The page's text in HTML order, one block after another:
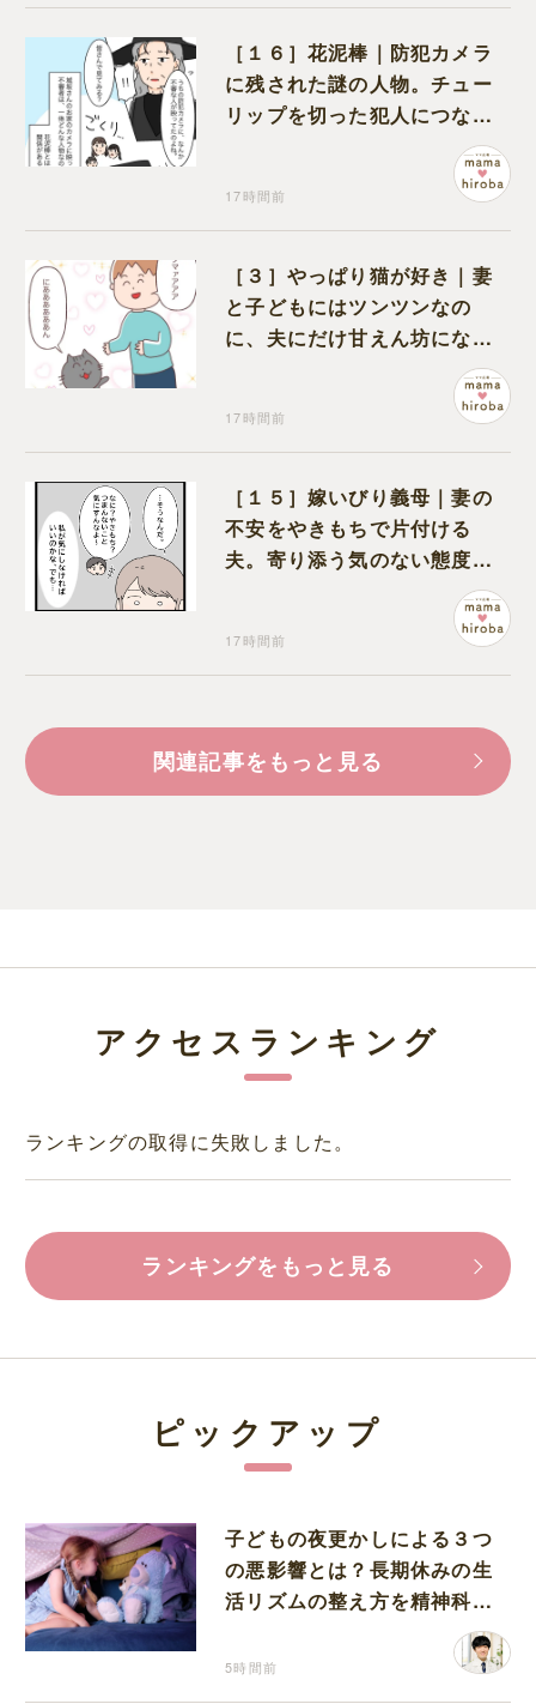
［１６］花泥棒｜防犯カメラ
に残された謎の人物。チュー
リップを切った犯人につなが
る証拠になるのか期待する
17時間前
［３］やっぱり猫が好き｜妻
と子どもにはツンツンなの
に、夫にだけ甘えん坊になる
17時間前
［１５］嫁いびり義母｜妻の
不安をやきもちで片付ける
夫。寄り添う気のない態度に
17時間前
関連記事をもっと見る
アクセスランキング
ランキングの取得に失敗しました。
ランキングをもっと見る
ピックアップ
子どもの夜更かしによる３つ
の悪影響とは？長期休みの生
活リズムの整え方を精神科医
5時間前